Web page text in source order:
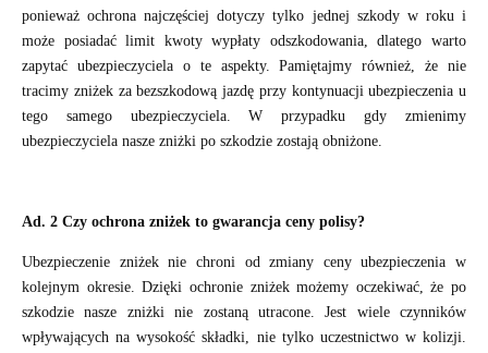
ponieważ ochrona najczęściej dotyczy tylko jednej szkody w roku i
może posiadać limit kwoty wypłaty odszkodowania, dlatego warto
zapytać ubezpieczyciela o te aspekty. Pamiętajmy również, że nie
tracimy zniżek za bezszkodową jazdę przy kontynuacji ubezpieczenia u
tego samego ubezpieczyciela. W przypadku gdy zmienimy
ubezpieczyciela nasze zniżki po szkodzie zostają obniżone.
Ad. 2 Czy ochrona zniżek to gwarancja ceny polisy?
Ubezpieczenie zniżek nie chroni od zmiany ceny ubezpieczenia w
kolejnym okresie. Dzięki ochronie zniżek możemy oczekiwać, że po
szkodzie nasze zniżki nie zostaną utracone. Jest wiele czynników
wpływających na wysokość składki, nie tylko uczestnictwo w kolizji.